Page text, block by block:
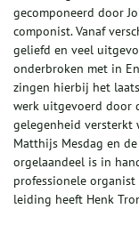
gecomponeerd door
componist. Vanaf
geliefd en veel
onderbroken met in
zingen hierbij het
werk uitgevoerd door
gelegenheid versterkt
Matthijs Mesdag en
orgelaandeel is in
professionele organist
leiding heeft Henk